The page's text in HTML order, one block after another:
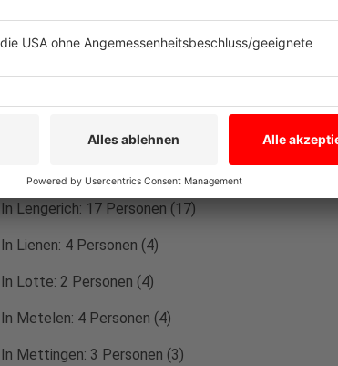
In Hörstel: 12 Personen (14)
In Ladbergen: 2 Personen (2)
In Lengerich: 17 Personen (17)
In Lienen: 4 Personen (4)
In Lotte: 2 Personen (4)
In Metelen: 4 Personen (4)
In Mettingen: 3 Personen (3)